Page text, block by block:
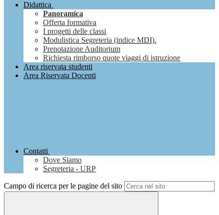
Didattica
Panoramica
Offerta formativa
I progetti delle classi
Modulistica Segreteria (indice MDI).
Prenotazione Auditorium
Richiesta rimborso quote viaggi di istruzione
Area riservata studenti
Area Riservata Docenti
Contatti
Dove Siamo
Segreteria - URP
Campo di ricerca per le pagine del sito